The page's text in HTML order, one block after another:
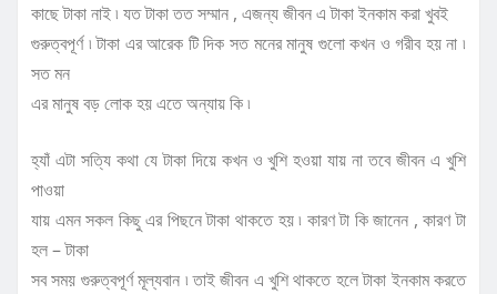
কাছে টাকা নাই ৷ যত টাকা তত সম্মান , এজন্য জীবন এ টাকা ইনকাম করা খুবই
গুরুত্বপূর্ণ ৷ টাকা এর আরেক টি দিক সত মনের মানুষ গুলো কখন ও গরীব হয় না ৷
সত মন
এর মানুষ বড় লোক হয় এতে অন্যায় কি ৷
হ্যাঁ এটা সত্যি কথা যে টাকা দিয়ে কখন ও খুশি হওয়া যায় না তবে জীবন এ খুশি
পাওয়া
যায় এমন সকল কিছু এর পিছনে টাকা থাকতে হয় ৷ কারণ টা কি জানেন , কারণ টা
হল – টাকা
সব সময় গুরুত্বপূর্ণ মূল্যবান ৷ তাই জীবন এ খুশি থাকতে হলে টাকা ইনকাম করতে